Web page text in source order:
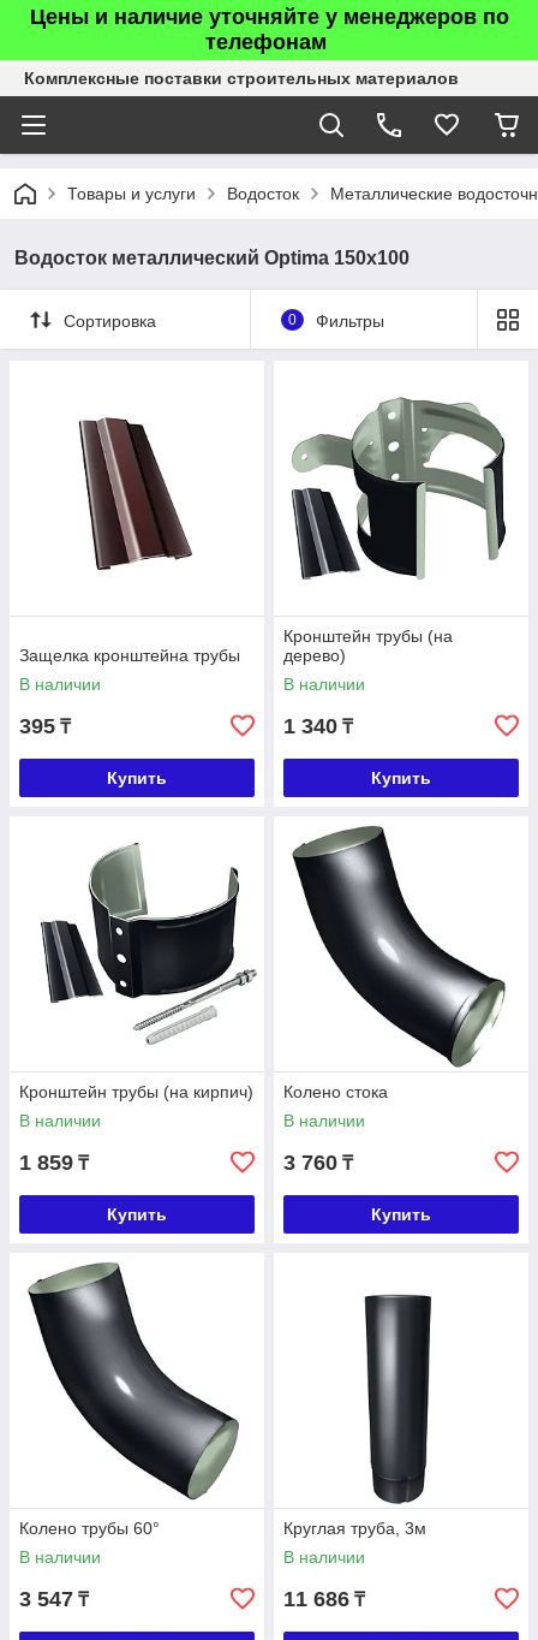
Цены и наличие уточняйте у менеджеров по
телефонам
Комплексные поставки строительных материалов
Товары и услуги Водосток Металлические
Водосток металлический Optima 150х100
Сортировка 0 Фильтры
Защелка кронштейна трубы
В наличии
395 ₸
Купить
Кронштейн трубы (на
дерево)
В наличии
1 340 ₸
Купить
Кронштейн трубы (на кирпич)
В наличии
1 859 ₸
Купить
Колено стока
В наличии
3 760 ₸
Купить
Колено трубы 60°
В наличии
3 547 ₸
Круглая труба, 3м
В наличии
11 686 ₸